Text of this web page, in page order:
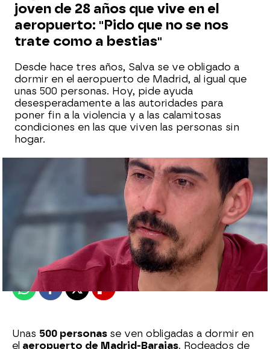
joven de 28 años que vive en el
aeropuerto: "Pido que no se nos
trate como a bestias"
Desde hace tres años, Salva se ve obligado a
dormir en el aeropuerto de Madrid, al igual que
unas 500 personas. Hoy, pide ayuda
desesperadamente a las autoridades para
poner fin a la violencia y a las calamitosas
condiciones en las que viven las personas sin
hogar.
Sara Sanz Navarro
Publicado:20 de mayo de 2025, 18:04
WhatsappFacebook
X Flipboard
Unas 500 personas se ven obligadas a dormir en
el aeropuerto de Madrid-Barajas. Rodeados de